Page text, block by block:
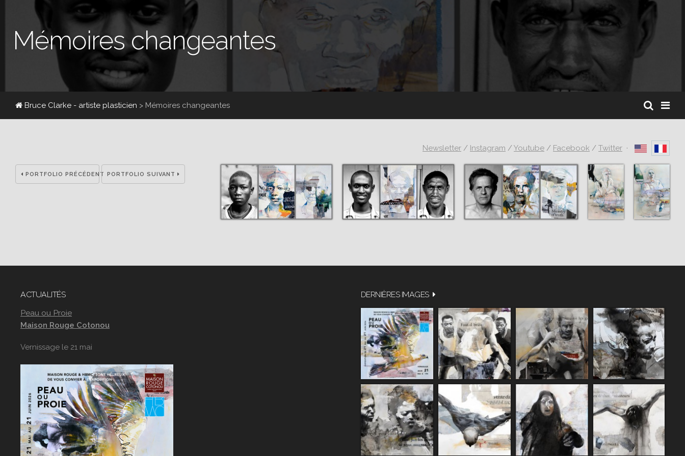
Mémoires changeantes
Bruce Clarke - artiste plasticien > Mémoires changeantes
Newsletter / Instagram /Youtube / Facebook / Twitter ·
PORTFOLIO PRÉCÉDENT PORTFOLIO SUIVANT
ACTUALITÉS
Peau ou Proie
Maison Rouge Cotonou
Vernissage le 21 mai
DERNIÈRES IMAGES